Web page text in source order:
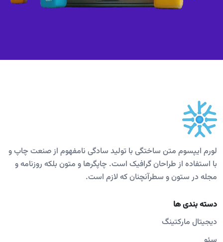
لورم ایپسوم متن ساختگی با تولید سادگی نامفهوم از صنعت چاپ و
با استفاده از طراحان گرافیک است. چاپگرها و متون بلکه روزنامه و
مجله در ستون و سطرآنچنان که لازم است.
دسته بندی ها
دیجیتال مارکتینگ